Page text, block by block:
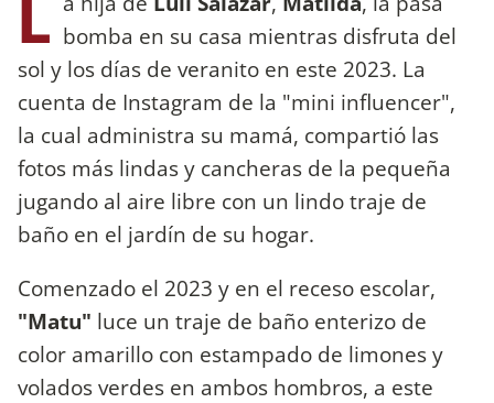
L bomba en su casa mientras disfruta del
sol y los días de veranito en este 2023. La
cuenta de Instagram de la "mini influencer",
la cual administra su mamá, compartió las
fotos más lindas y cancheras de la pequeña
jugando al aire libre con un lindo traje de
baño en el jardín de su hogar.
Comenzado el 2023 y en el receso escolar,
"Matu" luce un traje de baño enterizo de
color amarillo con estampado de limones y
volados verdes en ambos hombros, a este